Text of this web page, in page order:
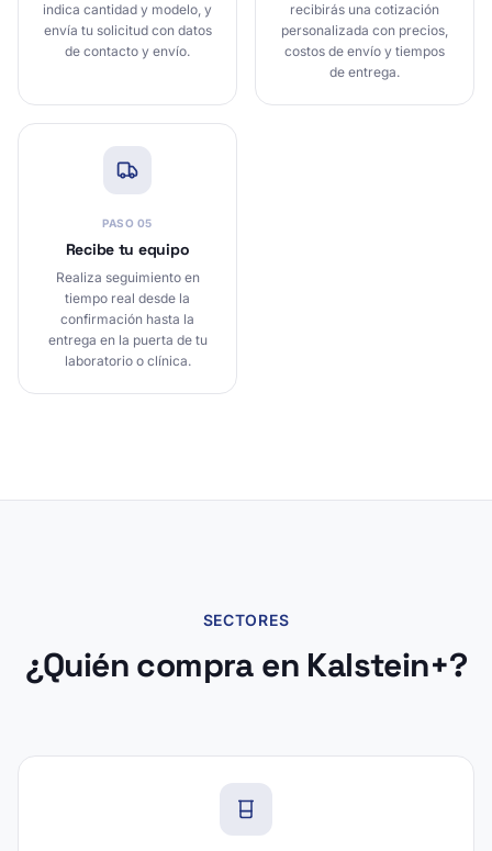
indica cantidad y modelo, y
envía tu solicitud con datos
de contacto y envío.
recibirás una cotización
personalizada con precios,
costos de envío y tiempos
de entrega.
PASO 05
Recibe tu equipo
Realiza seguimiento en
tiempo real desde la
confirmación hasta la
entrega en la puerta de tu
laboratorio o clínica.
SECTORES
¿Quién compra en Kalstein+?